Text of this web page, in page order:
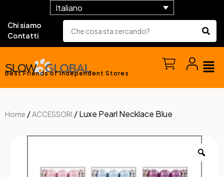
Italiano
Chi siamo
Contatti
Best Friends of Independent Stores
Home /ACCESSORI / Luxe Pearl Necklace Blue